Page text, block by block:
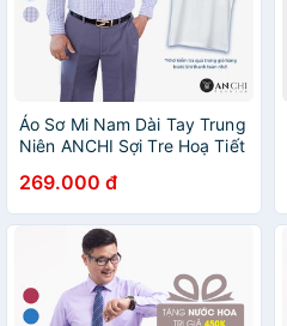
Áo Sơ Mi Nam Dài Tay Trung
Niên ANCHI Sợi Tre Hoạ Tiết
269.000 đ